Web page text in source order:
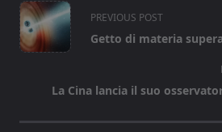
<span
class="nav-
subtitle
reader-
PREVIOUS POST
Getto di materia
La Cina lancia il suo